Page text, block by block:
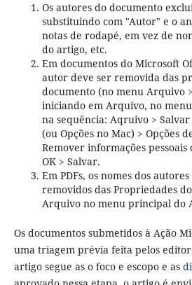
Os autores do documento
substituindo com "Autor" e o
notas de rodapé, em vez de
do artigo, etc.
Em documentos do Microsoft
autor deve ser removida das
documento (no menu Arquivo
iniciando em Arquivo, no
na sequência: Aqruivo >
(ou Opções no Mac) > Opções
Remover informações
OK > Salvar.
Em PDFs, os nomes dos
removidos das Propriedades
Arquivo no menu principal do
Os documentos submetidos à Ação
uma triagem prévia feita pelos
artigo segue as o foco e escopo e as